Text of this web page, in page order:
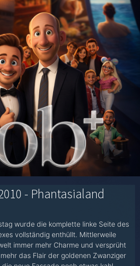
- Phantasialand
wurde die komplette linke Seite des
vollständig enthüllt. Mittlerweile
immer mehr Charme und versprüht
das Flair der goldenen Zwanziger